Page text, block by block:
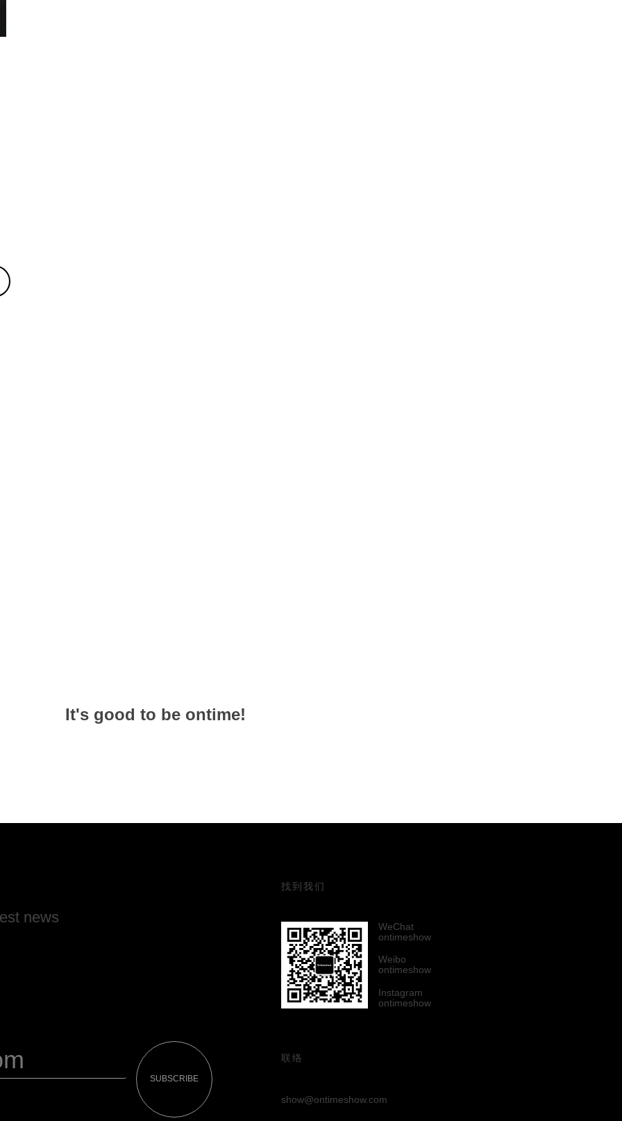
It's good to be ontime!
news
SUBSCRIBE
找到我们
WeChat
ontimeshow
Weibo
ontimeshow
Instagram
ontimeshow
联络
show@ontimeshow.com